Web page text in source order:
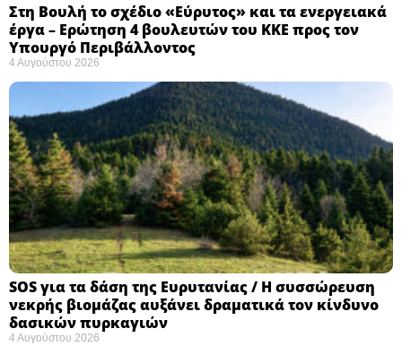
Στη Βουλή το σχέδιο «Εύρυτος» και τα ενεργειακά
έργα – Ερώτηση 4 βουλευτών του ΚΚΕ προς τον
Υπουργό Περιβάλλοντος
4 Αυγούστου 2026
SOS για τα δάση της Ευρυτανίας / Η συσσώρευση
νεκρής βιομάζας αυξάνει δραματικά τον κίνδυνο
δασικών πυρκαγιών
4 Αυγούστου 2026